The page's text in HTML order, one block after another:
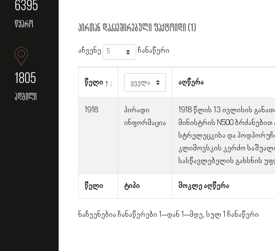
6395
წყარო
1805
ადგილი
პირთან დაკავშირებული ფაქტოიდი (1)
აჩვენე ჩანაწერი
წელი აღწერა
წელი ტიპი მოკლე აღწერა
1918
პირადი
ინფორმაცია
1918 წლის 13 ივლისის
მინისტრის N500
სტრელეცკისა და
კლიმოვსკის კერძო
სასწავლებელის გახსნის
ნაჩვენებია ჩანაწერები 1–დან 1–მდე, სულ 1 ჩანაწერი